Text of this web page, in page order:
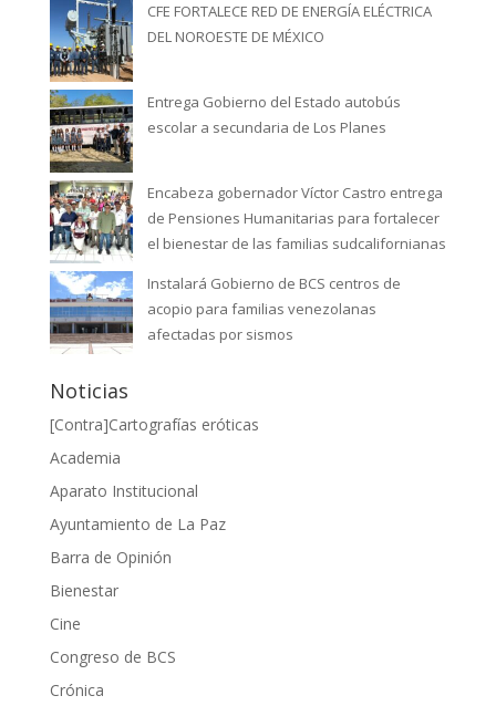
CFE FORTALECE RED DE ENERGÍA ELÉCTRICA
DEL NOROESTE DE MÉXICO
Entrega Gobierno del Estado autobús
escolar a secundaria de Los Planes
Encabeza gobernador Víctor Castro entrega
de Pensiones Humanitarias para fortalecer
el bienestar de las familias sudcalifornianas
Instalará Gobierno de BCS centros de
acopio para familias venezolanas
afectadas por sismos
Noticias
[Contra]Cartografías eróticas
Academia
Aparato Institucional
Ayuntamiento de La Paz
Barra de Opinión
Bienestar
Cine
Congreso de BCS
Crónica